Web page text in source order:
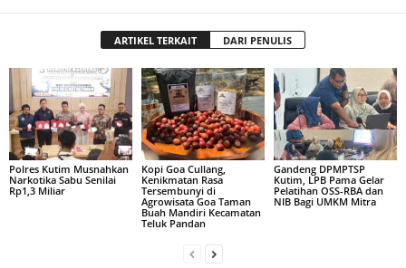
ARTIKEL TERKAIT DARI PENULIS
Polres Kutim Musnahkan
Narkotika Sabu Senilai
Rp1,3 Miliar
Kopi Goa Cullang,
Kenikmatan Rasa
Tersembunyi di
Agrowisata Goa Taman
Buah Mandiri Kecamatan
Teluk Pandan
Gandeng DPMPTSP
Kutim, LPB Pama Gelar
Pelatihan OSS-RBA dan
NIB Bagi UMKM Mitra